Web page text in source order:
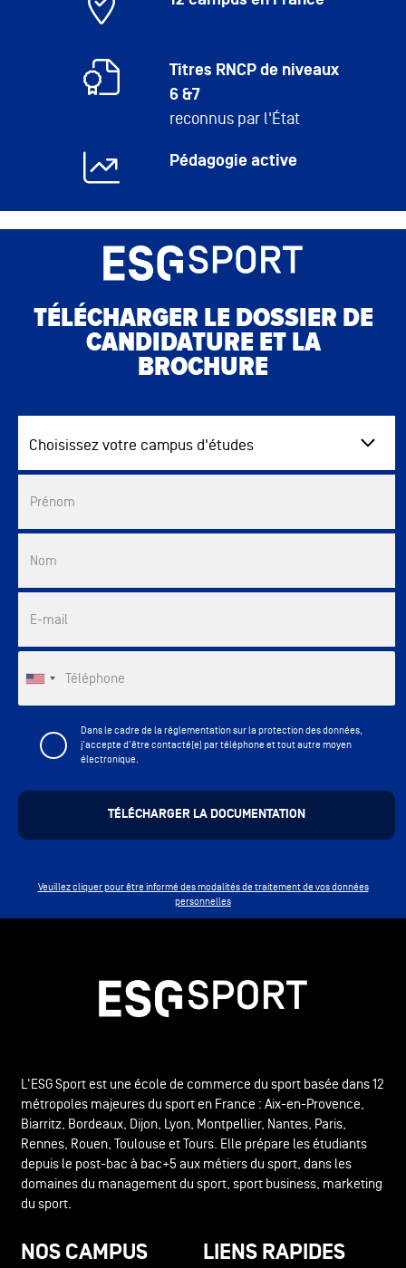
Titres RNCP de niveaux
6 &7
reconnus par l'État
Pédagogie active
TÉLÉCHARGER LE DOSSIER DE
CANDIDATURE ET LA
BROCHURE
Choisissez votre campus d'études
Prénom
Nom
E-mail
Téléphone
Dans le cadre de la réglementation sur la protection des données,
j'accepte d'être contacté(e) par téléphone et tout autre moyen
électronique.
Veuillez cliquer pour être informé des modalités de traitement de vos données
personnelles
L'ESG Sport est une école de commerce du sport basée dans 12
métropoles majeures du sport en France : Aix-en-Provence,
Biarritz, Bordeaux, Dijon, Lyon, Montpellier, Nantes, Paris,
Rennes, Rouen, Toulouse et Tours. Elle prépare les étudiants
depuis le post-bac à bac+5 aux métiers du sport, dans les
domaines du management du sport, sport business, marketing
du sport.
NOS CAMPUS LIENS RAPIDES